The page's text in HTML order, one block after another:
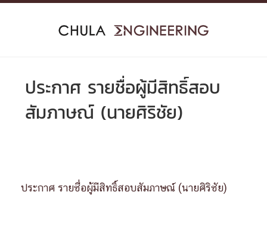
Skip
ประกาศ รายชื่อผู้มีสิทธิ์สอบ
สัมภาษณ์ (นายศิริชัย)
ประกาศ รายชื่อผู้มีสิทธิ์สอบสัมภาษณ์ (นายศิริชัย)